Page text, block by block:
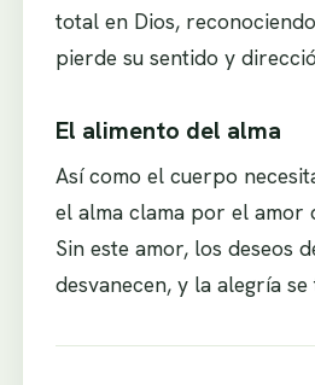
total en Dios,
pierde su sentido y
El alimento del alma
Así como el cuerpo
el alma clama por el amor
Sin este amor, los deseos
desvanecen, y la alegría